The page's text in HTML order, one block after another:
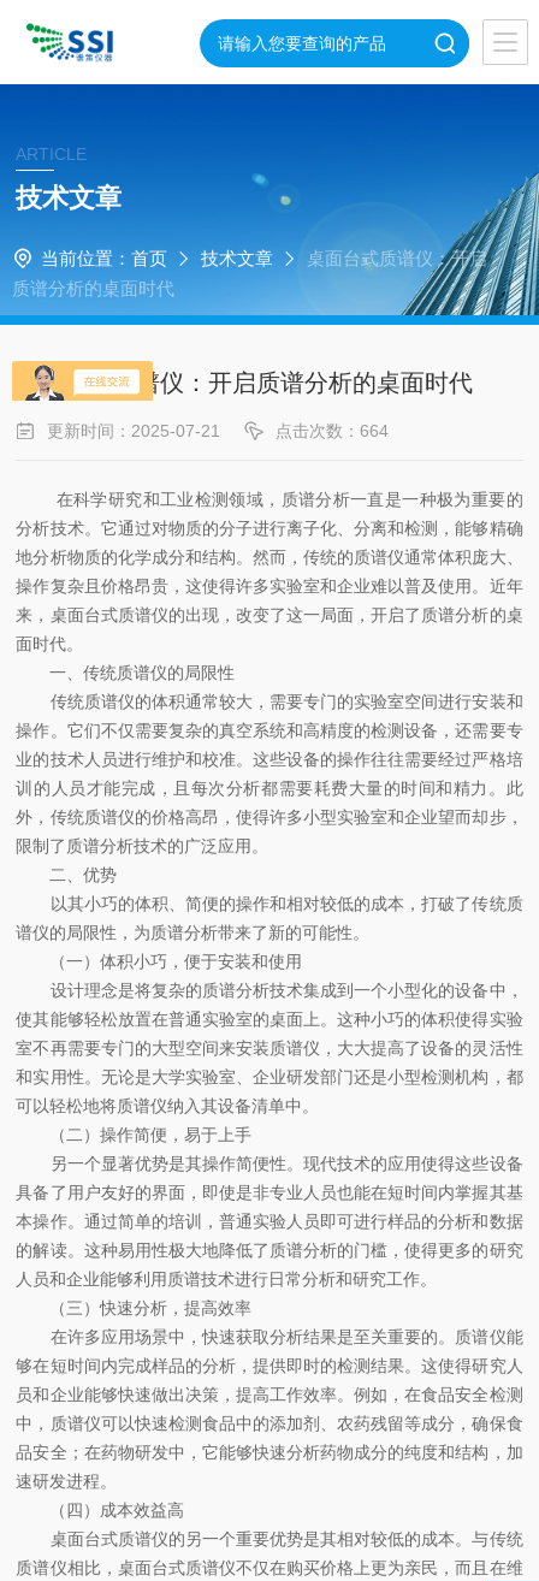
ARTICLE
技术文章
当前位置： 首页 技术文章
桌面台式质谱仪：开启
质谱分析的桌面时代
桌面台式质谱仪：开启质谱分析的桌面时代
更新时间：2025-07-21 点击次数：664
在科学研究和工业检测领域，质谱分析一直是一种极为重要的
分析技术。它通过对物质的分子进行离子化、分离和检测，能够精确
地分析物质的化学成分和结构。然而，传统的质谱仪通常体积庞大、
操作复杂且价格昂贵，这使得许多实验室和企业难以普及使用。近年
来，桌面台式质谱仪的出现，改变了这一局面，开启了质谱分析的桌
面时代。
一、传统质谱仪的局限性
传统质谱仪的体积通常较大，需要专门的实验室空间进行安装和
操作。它们不仅需要复杂的真空系统和高精度的检测设备，还需要专
业的技术人员进行维护和校准。这些设备的操作往往需要经过严格培
训的人员才能完成，且每次分析都需要耗费大量的时间和精力。此
外，传统质谱仪的价格高昂，使得许多小型实验室和企业望而却步，
限制了质谱分析技术的广泛应用。
二、优势
以其小巧的体积、简便的操作和相对较低的成本，打破了传统质
谱仪的局限性，为质谱分析带来了新的可能性。
（一）体积小巧，便于安装和使用
设计理念是将复杂的质谱分析技术集成到一个小型化的设备中，
使其能够轻松放置在普通实验室的桌面上。这种小巧的体积使得实验
室不再需要专门的大型空间来安装质谱仪，大大提高了设备的灵活性
和实用性。无论是大学实验室、企业研发部门还是小型检测机构，都
可以轻松地将质谱仪纳入其设备清单中。
（二）操作简便，易于上手
另一个显著优势是其操作简便性。现代技术的应用使得这些设备
具备了用户友好的界面，即使是非专业人员也能在短时间内掌握其基
本操作。通过简单的培训，普通实验人员即可进行样品的分析和数据
的解读。这种易用性极大地降低了质谱分析的门槛，使得更多的研究
人员和企业能够利用质谱技术进行日常分析和研究工作。
（三）快速分析，提高效率
在许多应用场景中，快速获取分析结果是至关重要的。质谱仪能
够在短时间内完成样品的分析，提供即时的检测结果。这使得研究人
员和企业能够快速做出决策，提高工作效率。例如，在食品安全检测
中，质谱仪可以快速检测食品中的添加剂、农药残留等成分，确保食
品安全；在药物研发中，它能够快速分析药物成分的纯度和结构，加
速研发进程。
（四）成本效益高
桌面台式质谱仪的另一个重要优势是其相对较低的成本。与传统
质谱仪相比，桌面台式质谱仪不仅在购买价格上更为亲民，而且在维